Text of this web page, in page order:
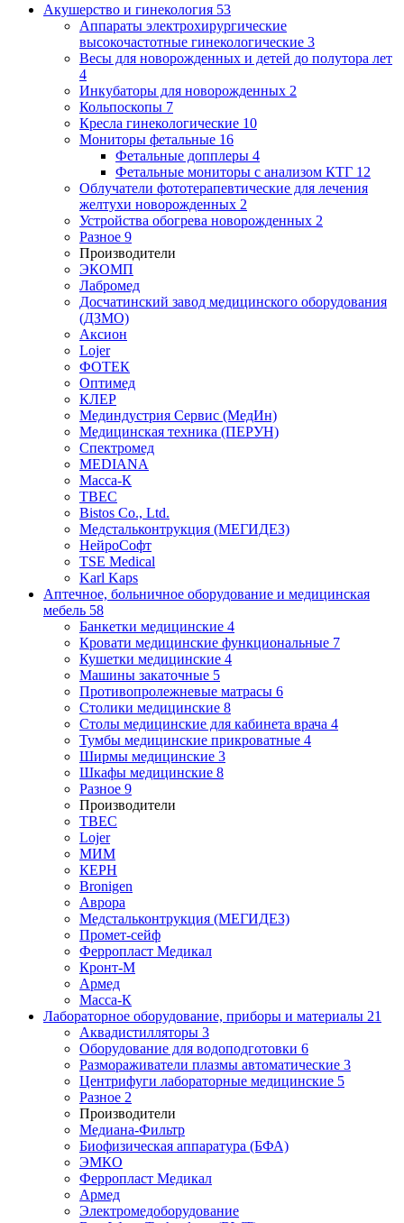
Акушерство и гинекология 53
Аппараты электрохирургические
высокочастотные гинекологические 3
Весы для новорожденных и детей до полутора лет
4
Инкубаторы для новорожденных 2
Кольпоскопы 7
Кресла гинекологические 10
Мониторы фетальные 16
Фетальные допплеры 4
Фетальные мониторы с анализом КТГ 12
Облучатели фототерапевтические для лечения
желтухи новорожденных 2
Устройства обогрева новорожденных 2
Разное 9
Производители
ЭКОМП
Лабромед
Досчатинский завод медицинского оборудования
(ДЗМО)
Аксион
Lojer
ФОТЕК
Оптимед
КЛЕР
Мединдустрия Сервис (МедИн)
Медицинская техника (ПЕРУН)
Спектромед
MEDIANA
Масса-К
ТВЕС
Bistos Co., Ltd.
Медстальконтрукция (МЕГИДЕЗ)
НейроСофт
TSE Medical
Karl Kaps
Аптечное, больничное оборудование и медицинская
мебель 58
Банкетки медицинские 4
Кровати медицинские функциональные 7
Кушетки медицинские 4
Машины закаточные 5
Противопролежневые матрасы 6
Столики медицинские 8
Столы медицинские для кабинета врача 4
Тумбы медицинские прикроватные 4
Ширмы медицинские 3
Шкафы медицинские 8
Разное 9
Производители
ТВЕС
Lojer
МИМ
КЕРН
Bronigen
Аврора
Медстальконтрукция (МЕГИДЕЗ)
Промет-сейф
Ферропласт Медикал
Кронт-М
Армед
Масса-К
Лабораторное оборудование, приборы и материалы 21
Аквадистилляторы 3
Оборудование для водоподготовки 6
Размораживатели плазмы автоматические 3
Центрифуги лабораторные медицинские 5
Разное 2
Производители
Медиана-Фильтр
Биофизическая аппаратура (БФА)
ЭМКО
Ферропласт Медикал
Армед
Электромедоборудование